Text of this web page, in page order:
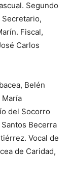
Segundo
Fiscal,
Carlos
Belén
María
del Socorro
Becerra
Vocal de
de Caridad,